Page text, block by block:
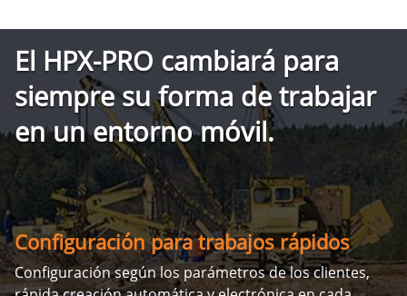
El HPX-PRO cambiará para
siempre su forma de trabajar
en un entorno móvil.
Configuración para trabajos rápidos
Configuración según los parámetros de los clientes,